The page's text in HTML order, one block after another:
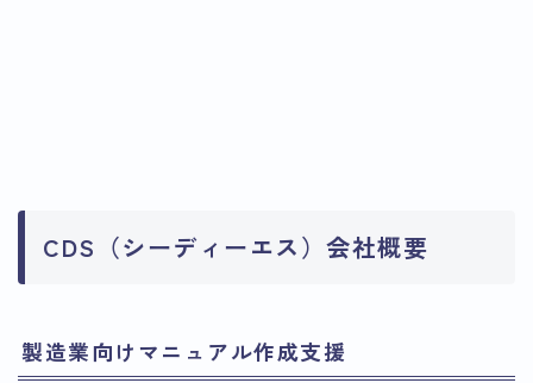
CDS（シーディーエス）会社概要
製造業向けマニュアル作成支援